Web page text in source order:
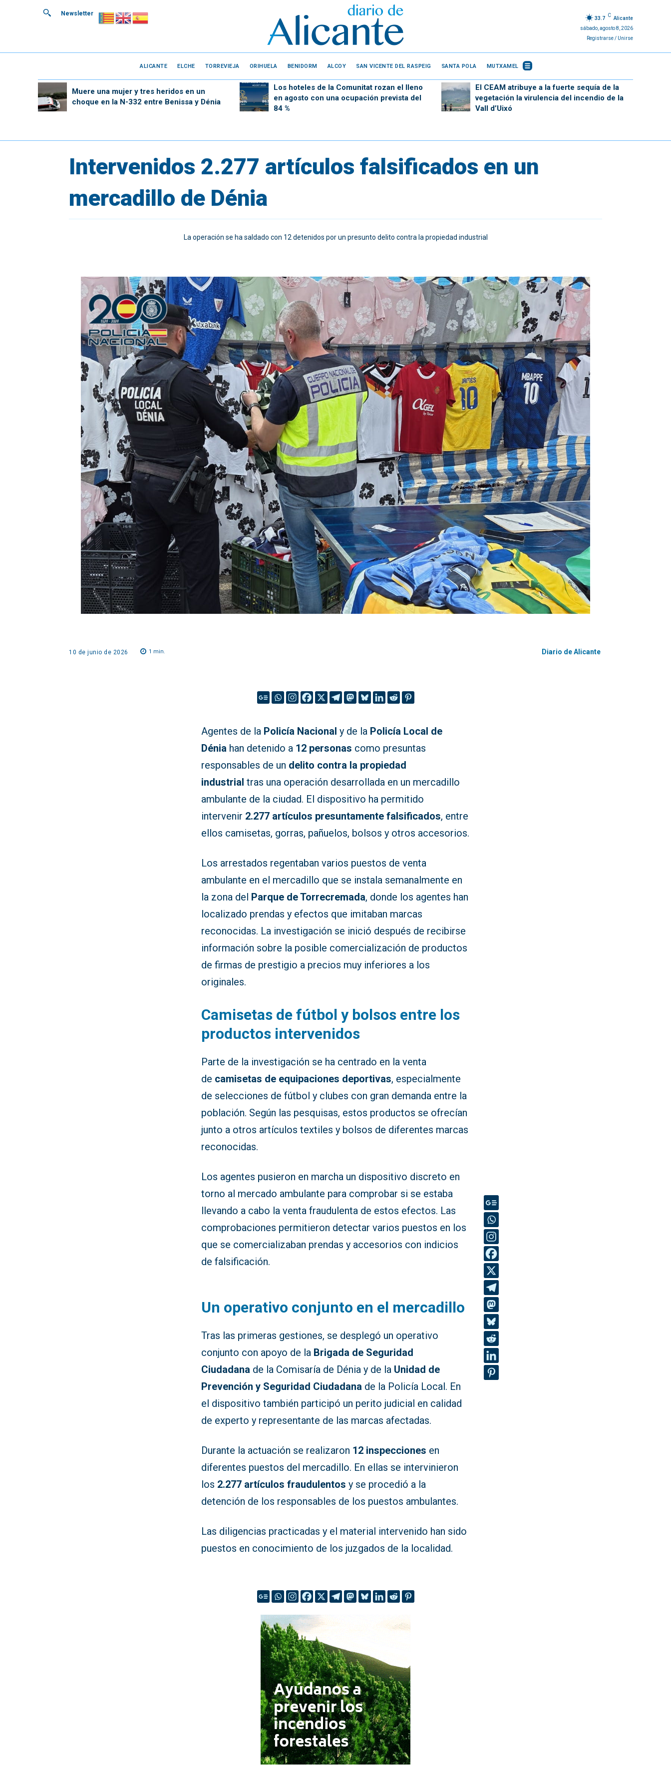
Newsletter
33.7
C
Alicante
sábado, agosto 8, 2026
Registrarse / Unirse
ALICANTE ELCHE TORREVIEJA ORIHUELA BENIDORM ALCOY SAN VICENTE DEL RASPEIG SANTA POLA MUTXAMEL
Muere una mujer y tres heridos en un
choque en la N-332 entre Benissa y Dénia
Los hoteles de la Comunitat rozan el lleno
en agosto con una ocupación prevista del
84 %
El CEAM atribuye a la fuerte sequía de la
vegetación la virulencia del incendio de la
Vall d’Uixó
Intervenidos 2.277 artículos falsificados en un
mercadillo de Dénia
La operación se ha saldado con 12 detenidos por un presunto delito contra la propiedad industrial
10 de junio de 2026 1 min. Diario de Alicante
Agentes de la Policía Nacional y de la Policía Local de
Dénia han detenido a 12 personas como presuntas
responsables de un delito contra la propiedad
industrial tras una operación desarrollada en un mercadillo
ambulante de la ciudad. El dispositivo ha permitido
intervenir 2.277 artículos presuntamente falsificados, entre
ellos camisetas, gorras, pañuelos, bolsos y otros accesorios.
Los arrestados regentaban varios puestos de venta
ambulante en el mercadillo que se instala semanalmente en
la zona del Parque de Torrecremada, donde los agentes han
localizado prendas y efectos que imitaban marcas
reconocidas. La investigación se inició después de recibirse
información sobre la posible comercialización de productos
de firmas de prestigio a precios muy inferiores a los
originales.
Camisetas de fútbol y bolsos entre los
productos intervenidos
Parte de la investigación se ha centrado en la venta
de camisetas de equipaciones deportivas, especialmente
de selecciones de fútbol y clubes con gran demanda entre la
población. Según las pesquisas, estos productos se ofrecían
junto a otros artículos textiles y bolsos de diferentes marcas
reconocidas.
Los agentes pusieron en marcha un dispositivo discreto en
torno al mercado ambulante para comprobar si se estaba
llevando a cabo la venta fraudulenta de estos efectos. Las
comprobaciones permitieron detectar varios puestos en los
que se comercializaban prendas y accesorios con indicios
de falsificación.
Un operativo conjunto en el mercadillo
Tras las primeras gestiones, se desplegó un operativo
conjunto con apoyo de la Brigada de Seguridad
Ciudadana de la Comisaría de Dénia y de la Unidad de
Prevención y Seguridad Ciudadana de la Policía Local. En
el dispositivo también participó un perito judicial en calidad
de experto y representante de las marcas afectadas.
Durante la actuación se realizaron 12 inspecciones en
diferentes puestos del mercadillo. En ellas se intervinieron
los 2.277 artículos fraudulentos y se procedió a la
detención de los responsables de los puestos ambulantes.
Las diligencias practicadas y el material intervenido han sido
puestos en conocimiento de los juzgados de la localidad.